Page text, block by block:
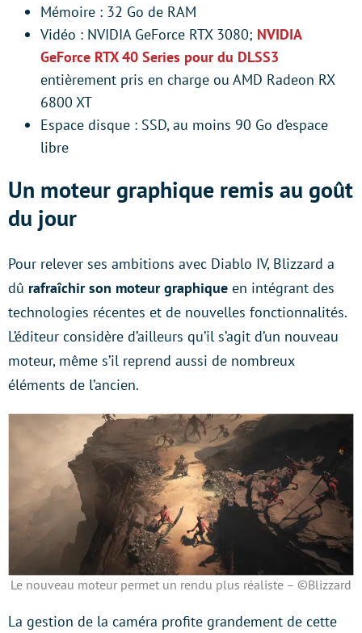
Mémoire : 32 Go de RAM
Vidéo : NVIDIA GeForce RTX 3080; NVIDIA
GeForce RTX 40 Series pour du DLSS3
entièrement pris en charge ou AMD Radeon RX
6800 XT
Espace disque : SSD, au moins 90 Go d’espace
libre
Un moteur graphique remis au goût
du jour
Pour relever ses ambitions avec Diablo IV, Blizzard a
dû rafraîchir son moteur graphique en intégrant des
technologies récentes et de nouvelles fonctionnalités.
L’éditeur considère d’ailleurs qu’il s’agit d’un nouveau
moteur, même s’il reprend aussi de nombreux
éléments de l’ancien.
Le nouveau moteur permet un rendu plus réaliste – ©Blizzard
La gestion de la caméra profite grandement de cette